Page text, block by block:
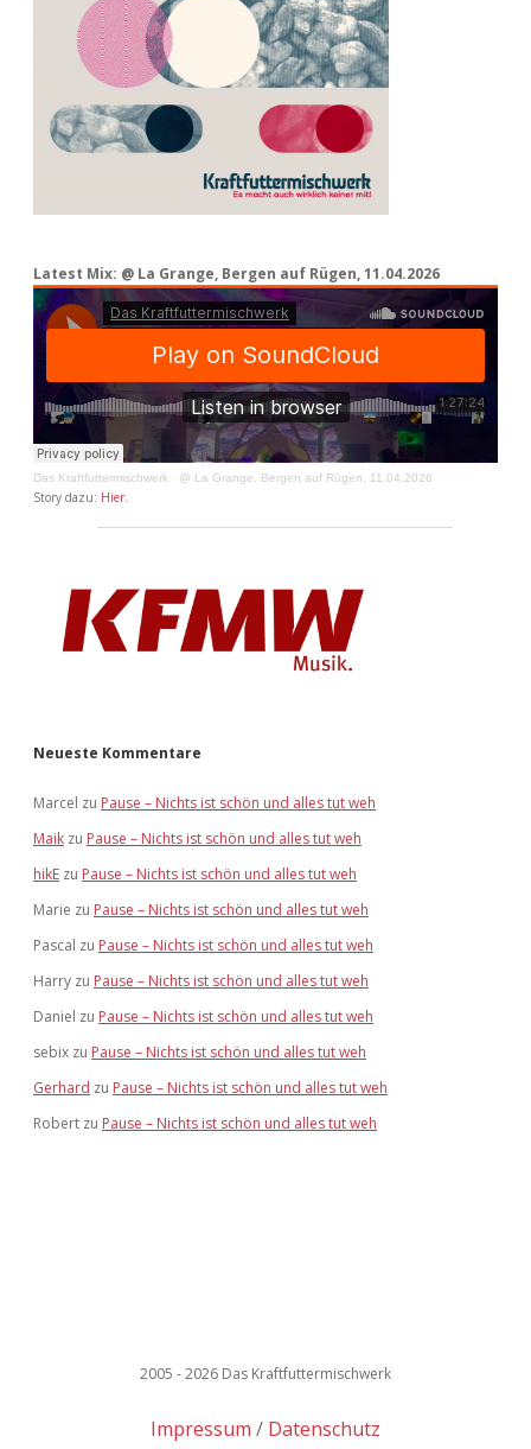
Latest Mix: @ La Grange, Bergen auf Rügen, 11.04.2026
Das Kraftfuttermischwerk · @ La Grange, Bergen auf Rügen, 11.04.2026
Story dazu: Hier.
Neueste Kommentare
Marcel zu Pause – Nichts ist schön und alles tut weh
Maik zu Pause – Nichts ist schön und alles tut weh
hikE zu Pause – Nichts ist schön und alles tut weh
Marie zu Pause – Nichts ist schön und alles tut weh
Pascal zu Pause – Nichts ist schön und alles tut weh
Harry zu Pause – Nichts ist schön und alles tut weh
Daniel zu Pause – Nichts ist schön und alles tut weh
sebix zu Pause – Nichts ist schön und alles tut weh
Gerhard zu Pause – Nichts ist schön und alles tut weh
Robert zu Pause – Nichts ist schön und alles tut weh
2005 - 2026 Das Kraftfuttermischwerk
Impressum Datenschutz